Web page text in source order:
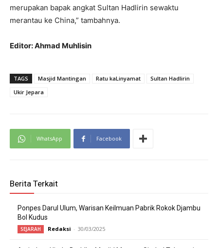
merupakan bapak angkat Sultan Hadlirin sewaktu
merantau ke China,” tambahnya.
Editor: Ahmad Muhlisin
TAGS Masjid Mantingan Ratu kaLinyamat
Sultan Hadlirin
Ukir Jepara
WhatsApp Facebook
Berita Terkait
Ponpes Darul Ulum, Warisan Keilmuan Pabrik Rokok Djambu
Bol Kudus
SEJARAH Redaksi - 30/03/2025